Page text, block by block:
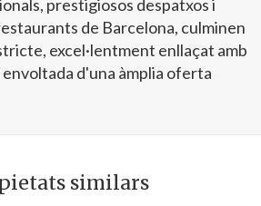
prestigiosos despatxos i
de Barcelona, culminen
excel·lentment enllaçat amb
d'una àmplia oferta
similars